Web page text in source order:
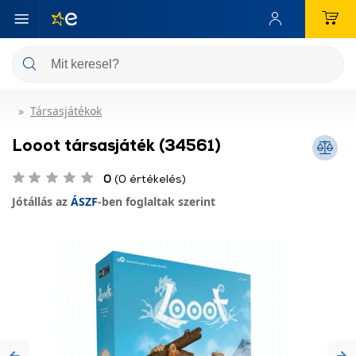
Társasjátékok
Looot társasjáték (34561)
0 (0 értékelés)
Jótállás az ÁSZF-ben foglaltak szerint